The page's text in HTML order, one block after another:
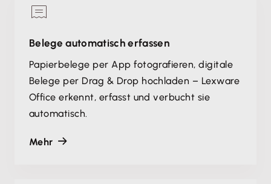
Belege automatisch erfassen
Papierbelege per App fotografieren, digitale
Belege per Drag & Drop hochladen – Lexware
Office erkennt, erfasst und verbucht sie
automatisch.
Mehr